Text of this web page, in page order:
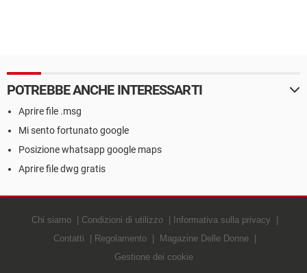
POTREBBE ANCHE INTERESSARTI
Aprire file .msg
Mi sento fortunato google
Posizione whatsapp google maps
Aprire file dwg gratis
Chi siamo Condizioni di utilizzo
Informativa sulla privacy
Contatti
Regolamento
Magazine Delle Donne
Gestione dei cookie